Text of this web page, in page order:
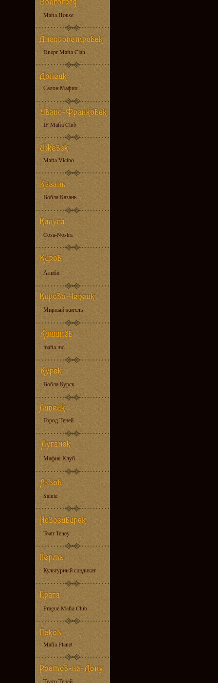
Mafia House
Dnepr Mafia Clan
Салон Мафии
IF Mafia Club
Mafia Vicino
Вобла Казань
Cosa-Nostra
Алиби
Мирный житель
mafia.md
Вобла Курск
Город Теней
Мафия Клуб
Salute
Teatr Teney
Культурный синдикат
Prague Mafia Club
Mafia Planet
Театр Теней